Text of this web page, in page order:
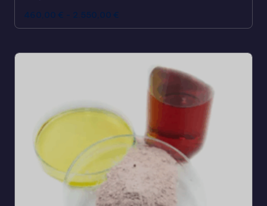
460,00 € - 2.550,00 €